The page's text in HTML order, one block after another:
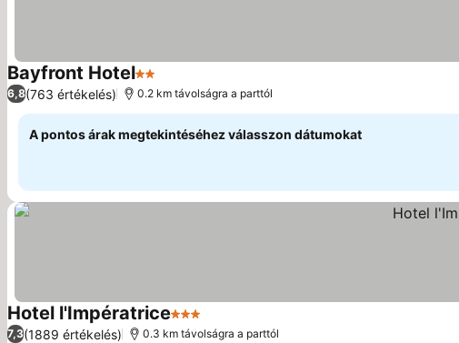
Bayfront Hotel2 Kategória
6,8(763 értékelés) 0.2 km távolságra a parttól
A pontos árak megtekintéséhez válasszon dátumokat
Hotel l'Impératrice3 Kategória
7,3(1889 értékelés) 0.3 km távolságra a parttól